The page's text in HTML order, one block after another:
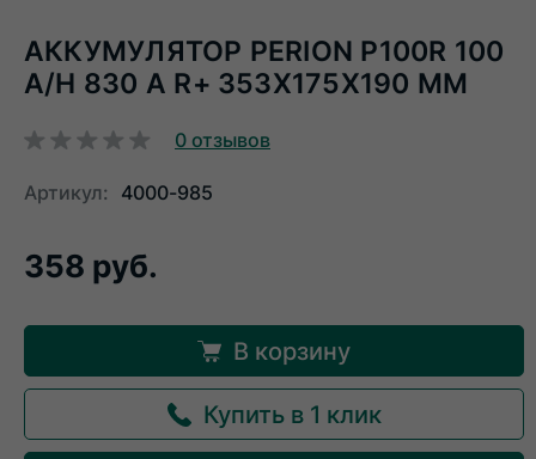
АККУМУЛЯТОР PERION P100R 100
A/H 830 A R+ 353X175X190 ММ
0 отзывов
Артикул: 4000-985
358 руб.
В корзину
Купить в 1 клик